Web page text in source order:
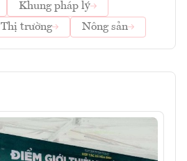
Khung pháp lý
Thị trường Nông sản